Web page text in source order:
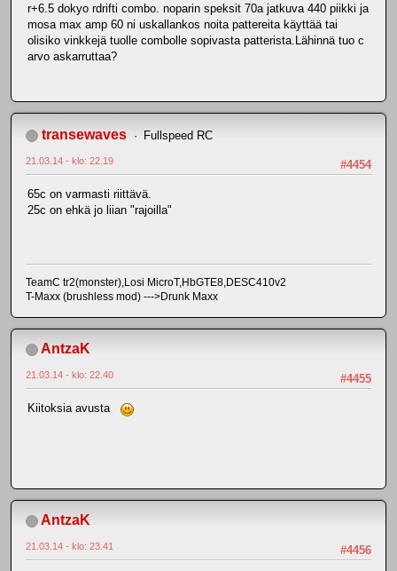
r+6.5 dokyo rdrifti combo. noparin speksit 70a jatkuva 440 piikki ja
mosa max amp 60 ni uskallankos noita pattereita käyttää tai
olisiko vinkkejä tuolle combolle sopivasta patterista.Lähinnä tuo c
arvo askarruttaa?
transewaves Fullspeed RC
#4454
21.03.14 - klo: 22.19
65c on varmasti riittävä.
25c on ehkä jo liian "rajoilla"
TeamC tr2(monster),Losi MicroT,HbGTE8,DESC410v2
T-Maxx (brushless mod) --->Drunk Maxx
AntzaK
#4455
21.03.14 - klo: 22.40
Kiitoksia avusta
AntzaK
#4456
21.03.14 - klo: 23.41